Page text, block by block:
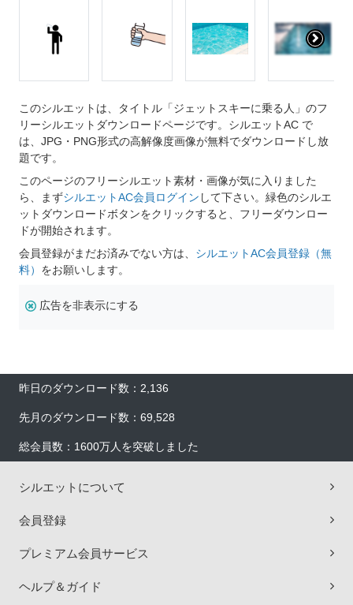
このシルエットは、タイトル「ジェットスキーに乗る人」のフ
リーシルエットダウンロードページです。シルエットAC で
は、JPG・PNG形式の高解像度画像が無料でダウンロードし放
題です。
このページのフリーシルエット素材・画像が気に入りました
ら、まずシルエットAC会員ログイン して下さい。緑色のシルエ
ットダウンロードボタンをクリックすると、フリーダウンロー
ドが開始されます。
会員登録がまだお済みでない方は、 シルエットAC会員登録（無
料） をお願いします。
広告を非表示にする
昨日のダウンロード数：2,136
先月のダウンロード数：69,528
総会員数：1600万人を突破しました
シルエットについて
会員登録
プレミアム会員サービス
ヘルプ＆ガイド